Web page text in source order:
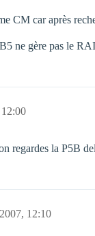
CM car après
ne gère pas le
regardes la P5B
12:10